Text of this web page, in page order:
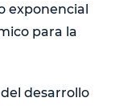
exponencial
para la
desarrollo